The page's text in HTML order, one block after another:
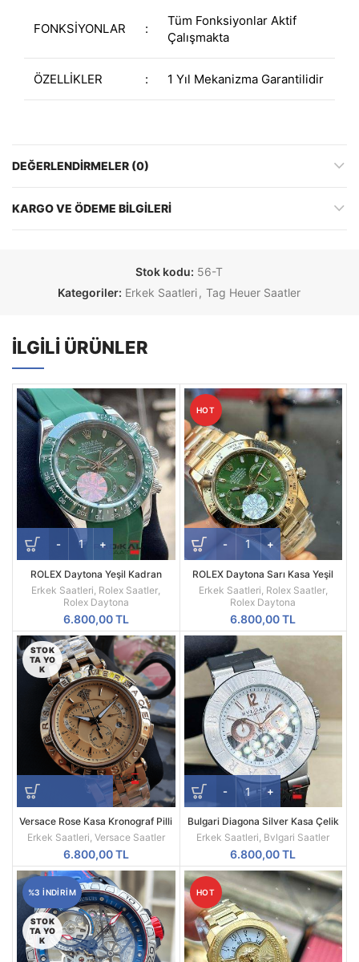
FONKSİYONLAR :
Tüm Fonksiyonlar Aktif
Çalışmakta
ÖZELLİKLER : 1 Yıl Mekanizma Garantilidir
DEĞERLENDIRMELER (0)
KARGO VE ÖDEME BILGILERI
Stok kodu: 56-T
Kategoriler: Erkek Saatleri, Tag Heuer Saatler
İLGILI ÜRÜNLER
ROLEX Daytona Yeşil Kadran
Silikon Kordon
Erkek Saatleri Rolex Saatler
Rolex Daytona
6.800,00TL
HOT
ROLEX Daytona Sarı Kasa Yeşil
Kadran 116508
Erkek Saatleri Rolex Saatler,
Rolex Daytona
6.800,00TL
STOK
TA YO
K
Versace Rose Kasa Kronograf Pilli
Mekanizma Replika Erkek Kol
Saati
Erkek Saatleri, Versace Saatler
6.800,00TL
Bulgari Diagona Silver Kasa Çelik
Besel Replika Erkek Kol Saati
Erkek Saatleri, Bvlgari Saatler
6.800,00TL
%3 INDIRIM
STOK
TA YO
K
HOT